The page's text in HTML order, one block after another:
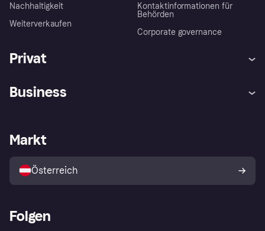
Nachhaltigkeit
Weiterverkaufen
Kontaktinformationen für
Behörden
Corporate governance
Privat
Shops entdecken
Business
Händlerportal
Markt
Österreich
Folgen